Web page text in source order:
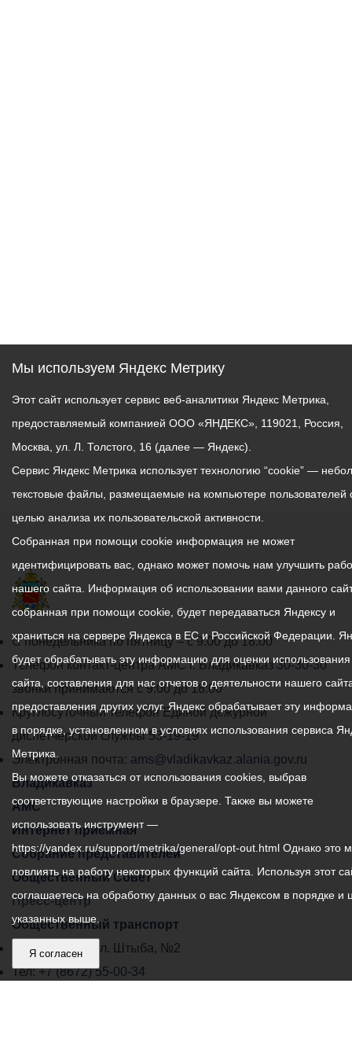
проектов, направленных
на развитие всех сфер
них 31 проект выделен
разработчиками как
ключевые мероприятия, а
победы».
Стратегический документ
предлагает развитие
комплексную
реорганизацию
проблемных
транспортных узлов, ряд
инфраструктурных
мероприятий в сфере
ЖКХ, строительство
объектов в социальной
сфере, а также создание
творческого кластера.
поручено ответственным
структурам в ближайшее
время представить свои
окончательного
утверждения мастер-
График
работы
администрации
местного
самоуправления
города
Владикавказ:
С понедельника по пятницу – с 9.00 до 18.00
Телефон контакт-центра АМС г. Владикавказ30-30-30
звонки принимаются с 9:00 до 18:00
Круглосуточный телефон Единой дежурной
диспетчерской службы53-19-19
Электронная почта: ams@vladikavkaz.alania.gov.ru
Владикавказ
АМС
Интернет приемная
Собрание представителей
Общественный Совет
Пресс-центр
Общественный транспорт
Владикавказ, пл. Штыба, №2
Тел:+7 (8672) 55-00-34
Мы используем Яндекс Метрику
Этот сайт использует сервис веб-аналитики Яндекс Метрика,
предоставляемый компанией ООО «ЯНДЕКС», 119021, Россия,
Москва, ул. Л. Толстого, 16 (далее — Яндекс).
Сервис Яндекс Метрика использует технологию “cookie” —
текстовые файлы, размещаемые на компьютере пользователей
целью анализа их пользовательской активности.
Собранная при помощи cookie информация не может
идентифицировать вас, однако может помочь нам улучшить
нашего сайта. Информация об использовании вами данного
собранная при помощи cookie, будет передаваться Яндексу и
храниться на сервере Яндекса в ЕС и Российской Федерации.
будет обрабатывать эту информацию для оценки
сайта, составления для нас отчетов о деятельности нашего
предоставления других услуг. Яндекс обрабатывает эту
в порядке, установленном в условиях использования сервиса
Метрика.
Вы можете отказаться от использования cookies, выбрав
соответствующие настройки в браузере. Также вы можете
использовать инструмент —
https://yandex.ru/support/metrika/general/opt-out.html Однако это
повлиять на работу некоторых функций сайта. Используя этот
соглашаетесь на обработку данных о вас Яндексом в порядке и
указанных выше.
Я согласен